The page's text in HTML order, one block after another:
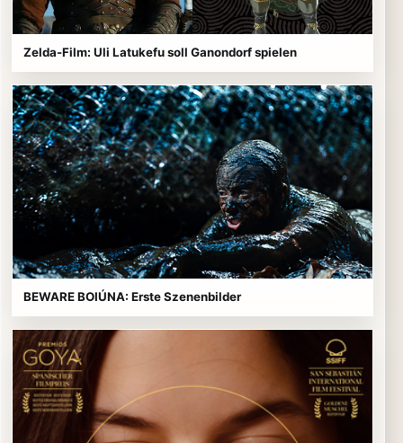
Zelda-Film: Uli Latukefu soll Ganondorf spielen
BEWARE BOIÚNA: Erste Szenenbilder